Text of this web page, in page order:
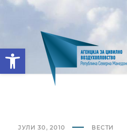
Open toolbar
ЈУЛИ 30, 2010 ВЕСТИ